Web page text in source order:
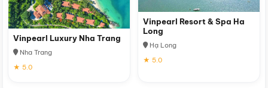
Vinpearl Luxury Nha Trang
Nha Trang
★ 5.0
Vinpearl Resort & Spa Ha
Long
Hạ Long
★ 5.0